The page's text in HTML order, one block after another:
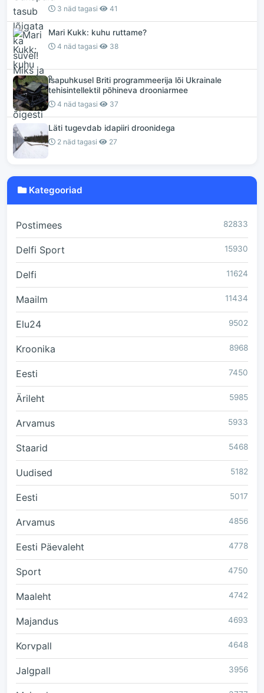
3 näd tagasi 41
Mari Kukk: kuhu ruttame?
4 näd tagasi 38
Isapuhkusel Briti programmeerija lõi Ukrainale
tehisintellektil põhineva drooniarmee
4 näd tagasi 37
Läti tugevdab idapiiri droonidega
2 näd tagasi 27
Kategooriad
Postimees 82833
Delfi Sport 15930
Delfi 11624
Maailm 11434
Elu24 9502
Kroonika 8968
Eesti 7450
Ärileht 5985
Arvamus 5933
Staarid 5468
Uudised 5182
Eesti 5017
Arvamus 4856
Eesti Päevaleht 4778
Sport 4750
Maaleht 4742
Majandus 4693
Korvpall 4648
Jalgpall 3956